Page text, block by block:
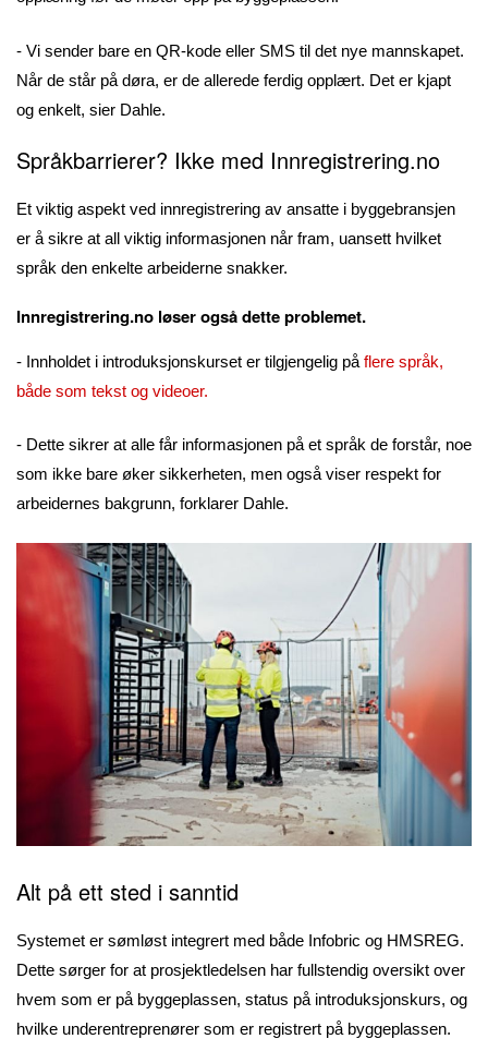
- Vi sender bare en QR-kode eller SMS til det nye mannskapet.
Når de står på døra, er de allerede ferdig opplært. Det er kjapt
og enkelt, sier Dahle.
Språkbarrierer? Ikke med Innregistrering.no
Et viktig aspekt ved innregistrering av ansatte i byggebransjen
er å sikre at all viktig informasjonen når fram, uansett hvilket
språk den enkelte arbeiderne snakker.
Innregistrering.no løser også dette problemet.
- Innholdet i introduksjonskurset er tilgjengelig på flere språk,
både som tekst og videoer.
- Dette sikrer at alle får informasjonen på et språk de forstår, noe
som ikke bare øker sikkerheten, men også viser respekt for
arbeidernes bakgrunn, forklarer Dahle.
Alt på ett sted i sanntid
Systemet er sømløst integrert med både Infobric og HMSREG.
Dette sørger for at prosjektledelsen har fullstendig oversikt over
hvem som er på byggeplassen, status på introduksjonskurs, og
hvilke underentreprenører som er registrert på byggeplassen.